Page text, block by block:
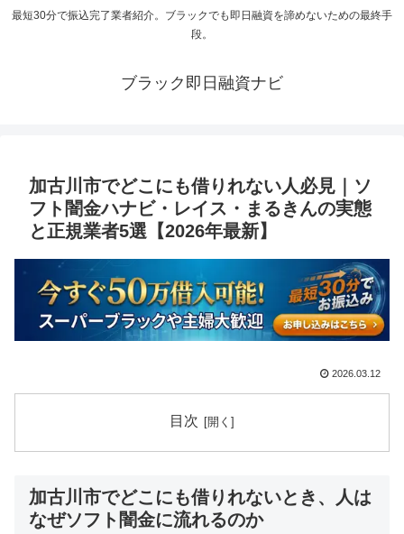
最短30分で振込完了業者紹介。ブラックでも即日融資を諦めないための最終手
段。
ブラック即日融資ナビ
加古川市でどこにも借りれない人必見｜ソ
フト闇金ハナビ・レイス・まるきんの実態
と正規業者5選【2026年最新】
2026.03.12
目次
加古川市でどこにも借りれないとき、人は
なぜソフト闇金に流れるのか